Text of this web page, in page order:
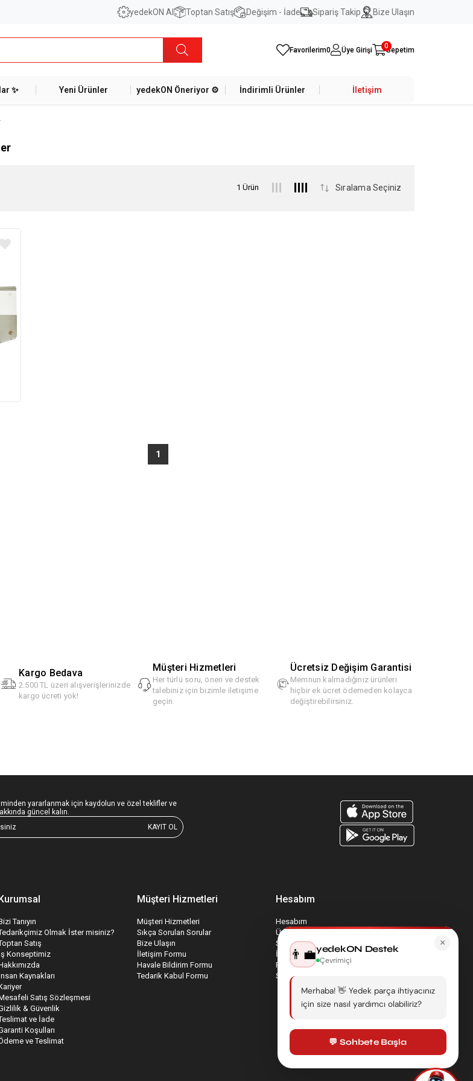
yedekON AI Toptan Satış Değişim - İade Sipariş Takip Bize Ulaşın
Favorilerim0 Üye Girişi Sepetim
0
✨ Yeni Ürünler yedekON Öneriyor ⚙️ İndirimli Ürünler İletişim
1 Ürün
1
Kargo Bedava
2.500 TL üzeri alışverişlerinizde
kargo ücreti yok!
Müşteri Hizmetleri
Her türlü soru, öneri ve destek
talebiniz için bizimle iletişime
geçin.
Ücretsiz Değişim Garantisi
Memnun kalmadığınız ürünleri
hiçbir ek ücret ödemeden kolayca
değiştirebilirsiniz.
yararlanmak için kaydolun ve özel teklifler ve
güncel kalın.
KAYIT OL
Tanıyın
Olmak İster misiniz?
Satış
Konseptimiz
Kaynakları
Satış Sözleşmesi
& Güvenlik
ve İade
Koşulları
ve Teslimat
Müşteri Hizmetleri
Müşteri Hizmetleri
Sıkça Sorulan Sorular
Bize Ulaşın
İletişim Formu
Havale Bildirim Formu
Tedarik Kabul Formu
Hesabım
Hesabım
Üyelik Bilgilerim
Sepetim
İade Taleplerim
Favori Ürünlerim
Sipariş Takip
×
👨‍💼yedekON Destek
Çevrimiçi
Merhaba! 👋 Yedek parça ihtiyacınız
için size nasıl yardımcı olabiliriz?
💬 Sohbete Başla